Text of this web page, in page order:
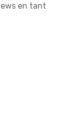
en tant